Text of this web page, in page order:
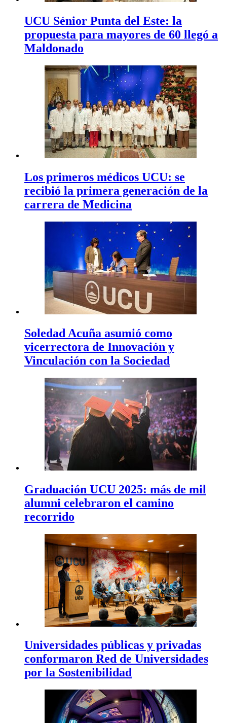
UCU Sénior Punta del Este: la
propuesta para mayores de 60 llegó a
Maldonado
Los primeros médicos UCU: se
recibió la primera generación de la
carrera de Medicina
Soledad Acuña asumió como
vicerrectora de Innovación y
Vinculación con la Sociedad
Graduación UCU 2025: más de mil
alumni celebraron el camino
recorrido
Universidades públicas y privadas
conformaron Red de Universidades
por la Sostenibilidad